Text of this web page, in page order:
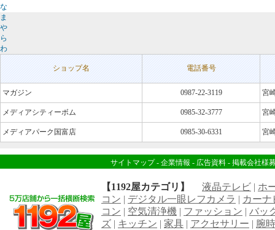
な
ま
や
ら
わ
ショップ名 電話番号
マガジン 0987-22-3119 宮
メディアシティーボム 0985-32-3777 宮
メディアパーク国富店 0985-30-6331 宮
サイトマップ- 企業情報 - 広告資料 - 掲載会社様
【1192屋カテゴリ】 液晶テレビ | ホ
コン | デジタル一眼レフカメラ | カーナ
コン | 空気清浄機 | ファッション | バッ
ズ | キッチン | 家具 | アクセサリー | 腕